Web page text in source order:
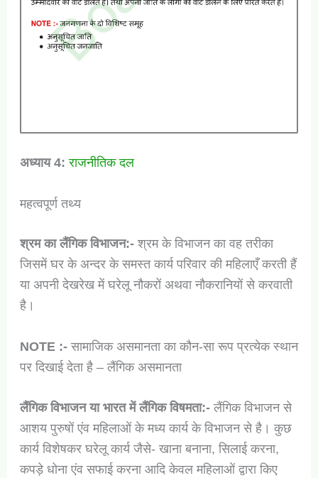
अध्याय 4: राजनीतिक दल
महत्वपूर्ण तथ्य
श्रम का लैंगिक विभाजन:-श्रम के विभाजन का वह तरीका
जिसमें घर के अन्दर के समस्त कार्य परिवार की महिलाएँ करती हैं
या अपनी देखरेख में घरेलू नौकरों अथवा नौकरानियों से करवाती
है।
NOTE :-सामाजिक असमानता का कौन-सा रूप प्रत्येक स्थान
पर दिखाई देता है – लैंगिक असमानता
लैंगिक विभाजन या भारत में लैंगिक विषमता:-लैंगिक विभाजन से
आशय पुरुषों एंव महिलाओं के मध्य कार्य के विभाजन से है। कुछ
कार्य विशेषकर घरेलू कार्य जैसे- खाना बनाना, सिलाई करना,
कपड़े धोना एंव सफाई करना आदि केवल महिलाओं द्वारा किए